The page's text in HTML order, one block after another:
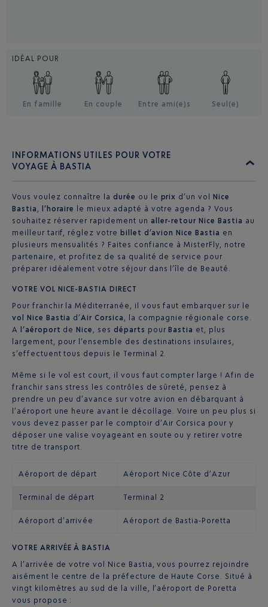
IDÉAL POUR
En famille En couple Entre ami(e)s Seul(e)
INFORMATIONS UTILES POUR VOTRE
VOYAGE À BASTIA
Vous voulez connaître la durée ou le prix d’un vol Nice
Bastia , l’horaire
le mieux adapté à votre agenda ? Vous
souhaitez réserver rapidement un aller-retour Nice Bastia au
meilleur tarif, réglez votre billet d’avion Nice Bastia en
plusieurs mensualités ? Faites confiance à MisterFly, notre
partenaire, et profitez de sa qualité de service pour
préparer idéalement votre séjour dans l’île de Beauté.
VOTRE VOL NICE-BASTIA DIRECT
Pour franchir la Méditerranée, il vous faut embarquer sur le
vol Nice Bastia d’Air Corsica , la compagnie régionale corse.
A
l’aéroport deNice , ses départs pourBastia et, plus
largement, pour l’ensemble des destinations insulaires,
s’effectuent tous depuis le Terminal 2.
Même si le vol est court, il vous faut compter large ! Afin de
franchir sans stress les contrôles de sûreté, pensez à
prendre un peu d’avance sur votre avion en débarquant à
l’aéroport une heure avant le décollage. Voire un peu plus si
vous devez passer par le comptoir d’Air Corsica pour y
déposer une valise voyageant en soute ou y retirer votre
titre de transport.
Aéroport de départ Aéroport Nice Côte d’Azur
Terminal de départ Terminal 2
Aéroport d’arrivée Aéroport de Bastia-Poretta
VOTRE ARRIVÉE À BASTIA
A l’arrivée de votre vol Nice Bastia, vous pourrez rejoindre
aisément le centre de la préfecture de Haute Corse. Situé à
vingt kilomètres au sud de la ville, l’aéroport de Poretta
vous propose :